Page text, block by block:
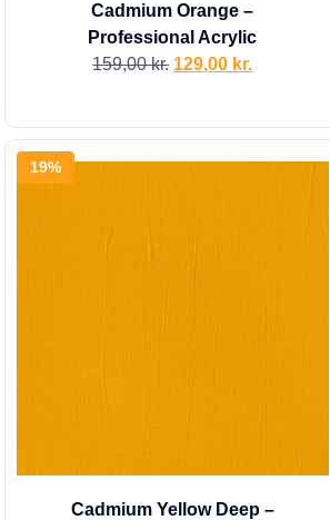
Cadmium Orange –
Professional Acrylic
159,00kr. 129,00 kr.
19%
Cadmium Yellow Deep –